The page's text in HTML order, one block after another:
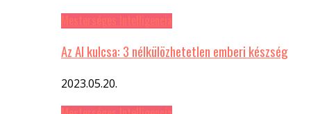
Az AI kulcsa: 3 nélkülözhetetlen emberi készség
2023.05.20.